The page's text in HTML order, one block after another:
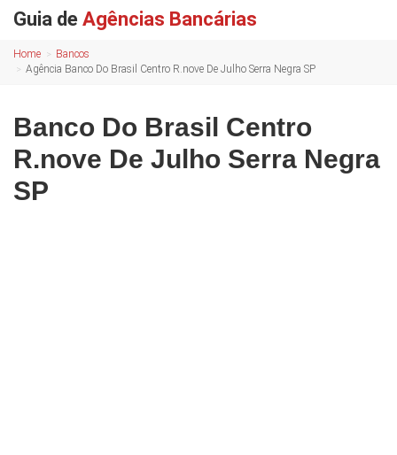
Guia de Agências Bancárias
Home
Bancos
Agência Banco Do Brasil Centro R.nove De Julho Serra Negra SP
Banco Do Brasil Centro
R.nove De Julho Serra Negra
SP